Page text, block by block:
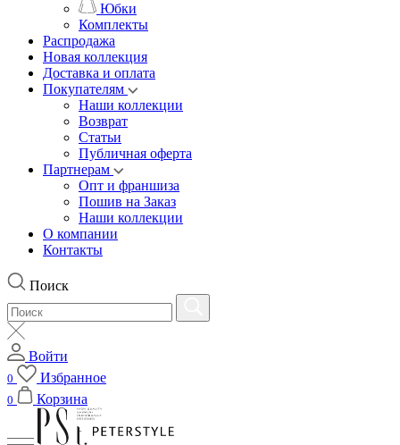
Юбки
Комплекты
Распродажа
Новая коллекция
Доставка и оплата
Покупателям
Наши коллекции
Возврат
Статьи
Публичная оферта
Партнерам
Опт и франшиза
Пошив на Заказ
Наши коллекции
О компании
Контакты
Поиск
Войти
0 Избранное
0 Корзина